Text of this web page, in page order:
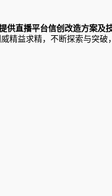
直播平台信创改造方案及技
精益求精，不断探索与突